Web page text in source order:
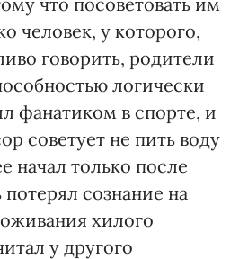
человек, у которого,
говорить, родители
логически
фанатиком в спорте, и
советует не пить воду
начал только после
потерял сознание на
хилого
у другого